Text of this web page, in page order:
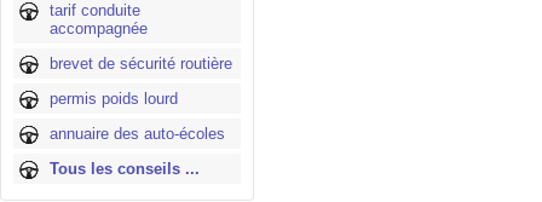
tarif conduite
accompagnée
brevet de sécurité routière
permis poids lourd
annuaire des auto-écoles
Tous les conseils ...